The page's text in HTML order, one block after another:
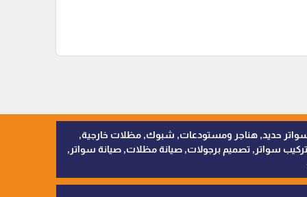
سواتر اقمشة, سواتر حديد, هناجر ومستودعات, شبوك, مظلات خارجية,
سواتر, تصميم برجولات, صيانة مظلات, صيانة سواتر,